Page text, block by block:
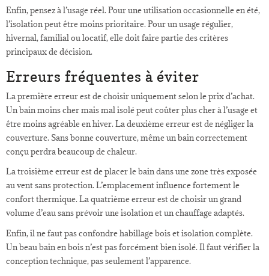
Enfin, pensez à l’usage réel. Pour une utilisation occasionnelle en été,
l’isolation peut être moins prioritaire. Pour un usage régulier,
hivernal, familial ou locatif, elle doit faire partie des critères
principaux de décision.
Erreurs fréquentes à éviter
La première erreur est de choisir uniquement selon le prix d’achat.
Un bain moins cher mais mal isolé peut coûter plus cher à l’usage et
être moins agréable en hiver. La deuxième erreur est de négliger la
couverture. Sans bonne couverture, même un bain correctement
conçu perdra beaucoup de chaleur.
La troisième erreur est de placer le bain dans une zone très exposée
au vent sans protection. L’emplacement influence fortement le
confort thermique. La quatrième erreur est de choisir un grand
volume d’eau sans prévoir une isolation et un chauffage adaptés.
Enfin, il ne faut pas confondre habillage bois et isolation complète.
Un beau bain en bois n’est pas forcément bien isolé. Il faut vérifier la
conception technique, pas seulement l’apparence.